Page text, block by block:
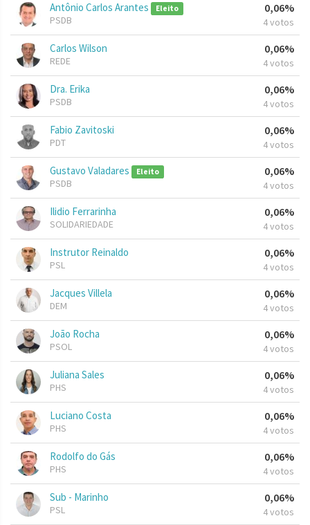
Antônio Carlos Arantes Eleito
PSDB
0,06%
4 votos
Carlos Wilson
REDE
0,06%
4 votos
Dra. Erika
PSDB
0,06%
4 votos
Fabio Zavitoski
PDT
0,06%
4 votos
Gustavo Valadares Eleito
PSDB
0,06%
4 votos
Ilidio Ferrarinha
SOLIDARIEDADE
0,06%
4 votos
Instrutor Reinaldo
PSL
0,06%
4 votos
Jacques Villela
DEM
0,06%
4 votos
João Rocha
PSOL
0,06%
4 votos
Juliana Sales
PHS
0,06%
4 votos
Luciano Costa
PHS
0,06%
4 votos
Rodolfo do Gás
PHS
0,06%
4 votos
Sub - Marinho
PSL
0,06%
4 votos